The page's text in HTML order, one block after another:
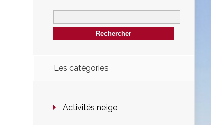
Les catégories
Activités neige